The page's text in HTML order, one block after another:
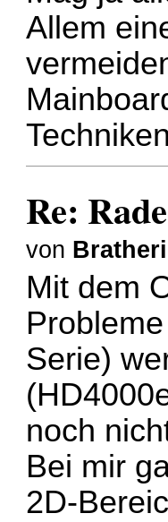
Allem
Re:
von
Mit dem
Serie)
noch
Bei mir
2D-